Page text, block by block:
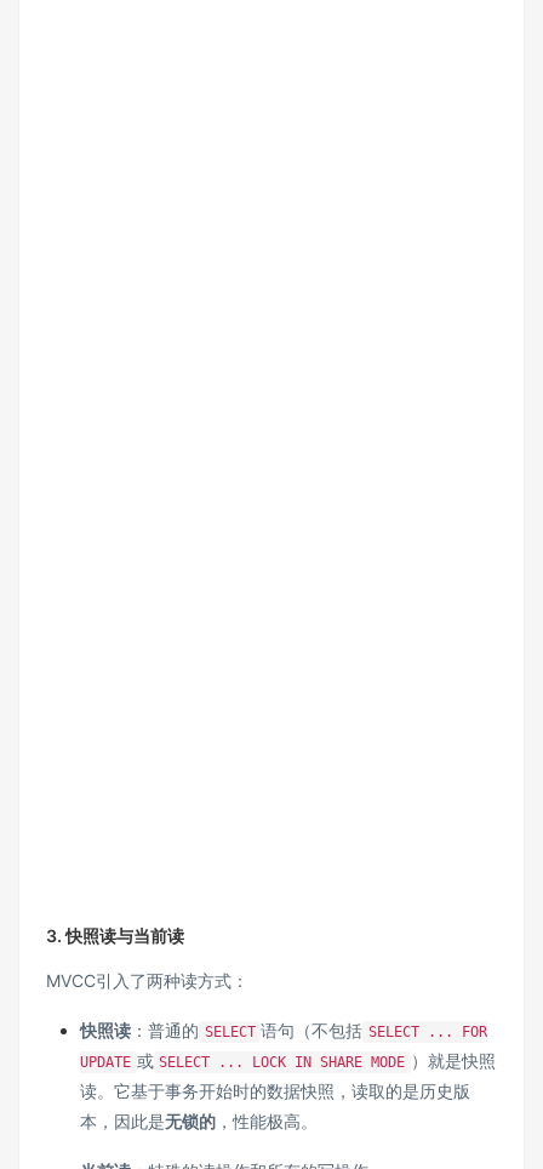
3. 快照读与当前读
MVCC引入了两种读方式：
快照读 ：普通的 SELECT 语句（不包括 SELECT ... FOR
UPDATE 或 SELECT ... LOCK IN SHARE MODE ）就是快照
读。它基于事务开始时的数据快照，读取的是历史版
本，因此是无锁的 ，性能极高。